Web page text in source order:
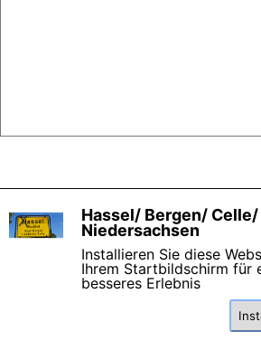
Hassel/ Bergen/ Celle/
Niedersachsen
Installieren Sie diese
Ihrem Startbildschirm für
besseres Erlebnis
X